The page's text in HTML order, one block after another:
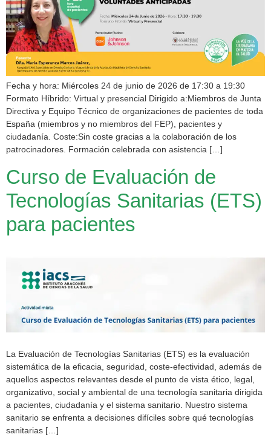
Fecha y hora: Miércoles 24 de junio de 2026 de 17:30 a 19:30
Formato Híbrido: Virtual y presencial Dirigido a:Miembros de Junta
Directiva y Equipo Técnico de organizaciones de pacientes de toda
España (miembros y no miembros del FEP), pacientes y
ciudadanía. Coste:Sin coste gracias a la colaboración de los
patrocinadores. Formación celebrada con asistencia […]
Curso de Evaluación de
Tecnologías Sanitarias (ETS)
para pacientes
La Evaluación de Tecnologías Sanitarias (ETS) es la evaluación
sistemática de la eficacia, seguridad, coste-efectividad, además de
aquellos aspectos relevantes desde el punto de vista ético, legal,
organizativo, social y ambiental de una tecnología sanitaria dirigida
a pacientes, ciudadanía y el sistema sanitario. Nuestro sistema
sanitario se enfrenta a decisiones difíciles sobre qué tecnologías
sanitarias […]